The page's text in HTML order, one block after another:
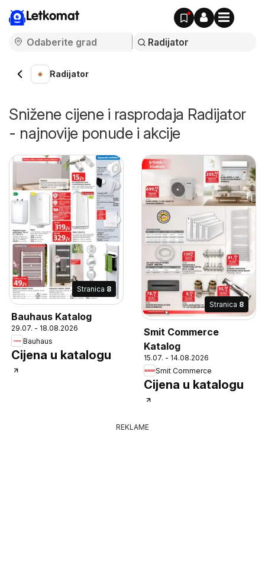
Letkomat
Radijator
Snižene cijene i rasprodaja Radijator
- najnovije ponude i akcije
Stranica 8
Bauhaus Katalog
29.07. - 18.08.2026
Bauhaus
Cijena u katalogu
Stranica 8
Smit Commerce
Katalog
15.07. - 14.08.2026
Smit Commerce
Cijena u katalogu
REKLAME